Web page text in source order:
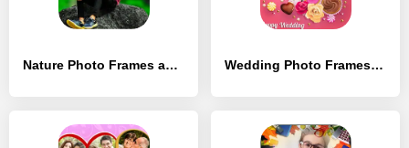
Nature Photo Frames and Editor - [Премиум версия] Wedding Photo Frames - [Премиум версия]